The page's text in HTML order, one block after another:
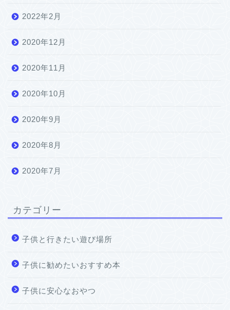
2022年2月
2020年12月
2020年11月
2020年10月
2020年9月
2020年8月
2020年7月
カテゴリー
子供と行きたい遊び場所
子供に勧めたいおすすめ本
子供に安心なおやつ